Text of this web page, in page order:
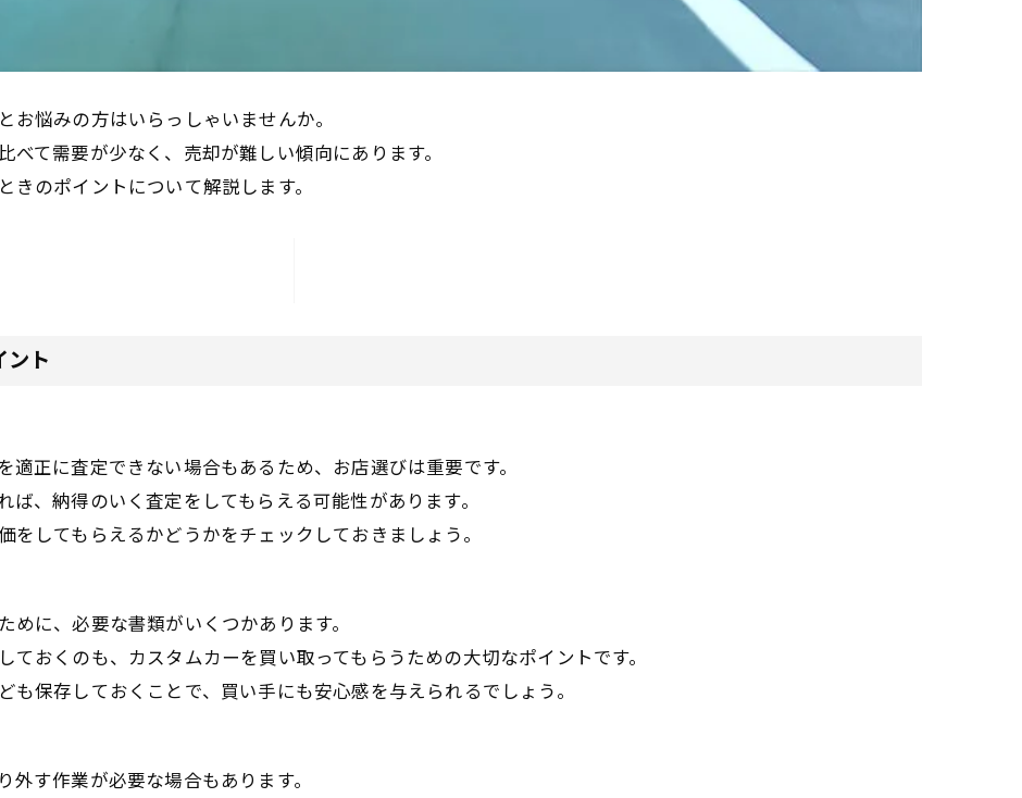
お悩みの方はいらっしゃいませんか。
べて需要が少なく、売却が難しい傾向にあります。
のポイントについて解説します。
ト
正に査定できない場合もあるため、お店選びは重要です。
、納得のいく査定をしてもらえる可能性があります。
してもらえるかどうかをチェックしておきましょう。
に、必要な書類がいくつかあります。
おくのも、カスタムカーを買い取ってもらうための大切なポイントです。
保存しておくことで、買い手にも安心感を与えられるでしょう。
す作業が必要な場合もあります。